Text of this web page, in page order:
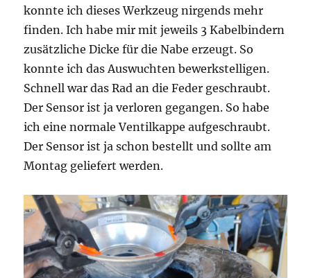
konnte ich dieses Werkzeug nirgends mehr
finden. Ich habe mir mit jeweils 3 Kabelbindern
zusätzliche Dicke für die Nabe erzeugt. So
konnte ich das Auswuchten bewerkstelligen.
Schnell war das Rad an die Feder geschraubt.
Der Sensor ist ja verloren gegangen. So habe
ich eine normale Ventilkappe aufgeschraubt.
Der Sensor ist ja schon bestellt und sollte am
Montag geliefert werden.